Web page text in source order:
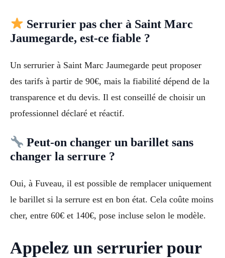
Serrurier pas cher à Saint Marc
Jaumegarde, est-ce fiable ?
Un serrurier à Saint Marc Jaumegarde peut proposer
des tarifs à partir de 90€, mais la fiabilité dépend de la
transparence et du devis. Il est conseillé de choisir un
professionnel déclaré et réactif.
Peut-on changer un barillet sans
changer la serrure ?
Oui, à Fuveau, il est possible de remplacer uniquement
le barillet si la serrure est en bon état. Cela coûte moins
cher, entre 60€ et 140€, pose incluse selon le modèle.
Appelez un serrurier pour